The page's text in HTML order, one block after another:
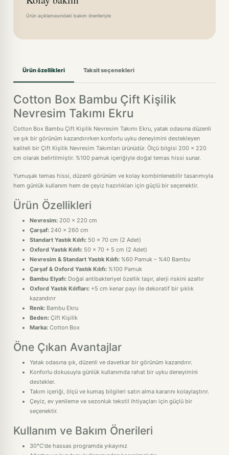
Ürün açıklamasındaki bakım önerileriyle
Ürün özellikleri Taksit seçenekleri
Cotton Box Bambu Çift Kişilik
Nevresim Takımı Ekru
Cotton Box Bambu Çift Kişilik Nevresim Takımı Ekru, yatak odasına düzenli
ve şık bir görünüm kazandırırken konforlu uyku deneyimini destekleyen
kaliteli bir Çift Kişilik Nevresim Takımları ürünüdür. Ölçü bilgisi 200 x 220
cm olarak belirtilmiştir. %100 pamuk içeriğiyle doğal temas hissi sunar.
Yumuşak temas hissi, düzenli görünüm ve kolay kombinlenebilir tasarımıyla
hem günlük kullanım hem de çeyiz hazırlıkları için güçlü bir seçenektir.
Ürün Özellikleri
Nevresim: 200 x 220 cm
Çarşaf: 240 x 260 cm
Standart Yastık Kılıfı: 50 x 70 cm (2 Adet)
Oxford Yastık Kılıfı: 50 x 70 + 5 cm (2 Adet)
Nevresim & Standart Yastık Kılıfı: %60 Pamuk – %40 Bambu
Çarşaf & Oxford Yastık Kılıfı: %100 Pamuk
Bambu Elyafı: Doğal antibakteriyel özellik taşır, alerji riskini azaltır
Oxford Yastık Kılıfları: +5 cm kenar payı ile dekoratif bir şıklık
kazandırır
Renk: Bambu Ekru
Beden: Çift Kişilik
Marka: Cotton Box
Öne Çıkan Avantajlar
Yatak odasına şık, düzenli ve davetkar bir görünüm kazandırır.
Konforlu dokusuyla günlük kullanımda rahat bir uyku deneyimini
destekler.
Takım içeriği, ölçü ve kumaş bilgileri satın alma kararını kolaylaştırır.
Çeyiz, ev yenileme ve sezonluk tekstil ihtiyaçları için güçlü bir
seçenektir.
Kullanım ve Bakım Önerileri
30°C'de hassas programda yıkayınız